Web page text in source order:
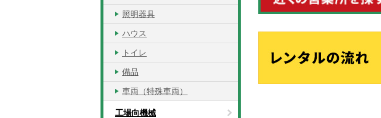
照明器具
ハウス
トイレ
備品
車両（特殊車両）
工場向機械